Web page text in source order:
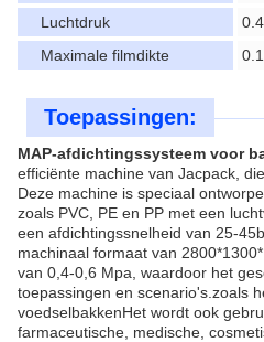
Luchtdruk
Maximale filmdikte
Toepassingen:
MAP-afdichtingssysteem voor
efficiënte machine van Jacpack,
Deze machine is speciaal
zoals PVC, PE en PP met een
een afdichtingssnelheid van 25-
machinaal formaat van
van 0,4-0,6 Mpa, waardoor het
toepassingen en scenario's.zoals
voedselbakkenHet wordt ook
farmaceutische, medische,